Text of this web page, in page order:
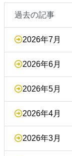
過去の記事
2026年7月
2026年6月
2026年5月
2026年4月
2026年3月